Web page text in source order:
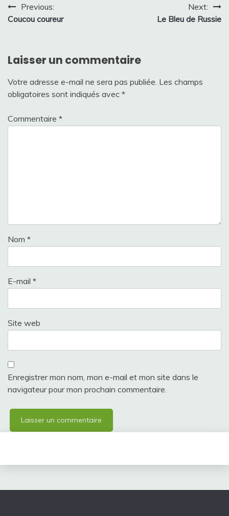
Navigation
de
Previous:
Coucou coureur
Next:
Le Bleu de Russie
Laisser un commentaire
Votre adresse e-mail ne sera pas publiée. Les champs
obligatoires sont indiqués avec *
Commentaire *
Nom *
E-mail *
Site web
Enregistrer mon nom, mon e-mail et mon site dans le
navigateur pour mon prochain commentaire.